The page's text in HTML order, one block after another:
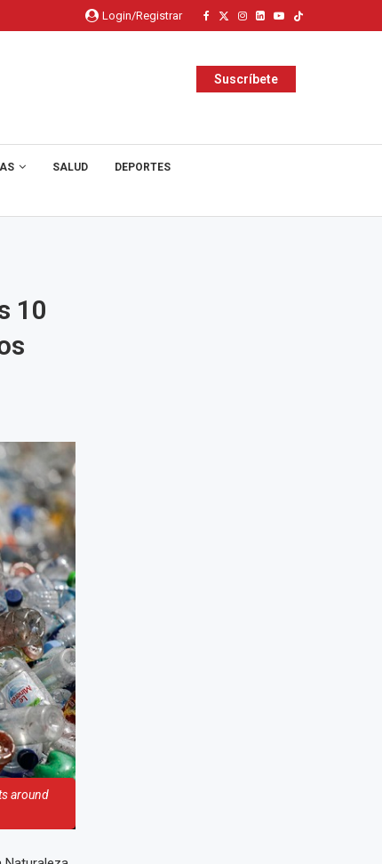
Login/Registrar
Suscríbete
SALUD DEPORTES
10
around